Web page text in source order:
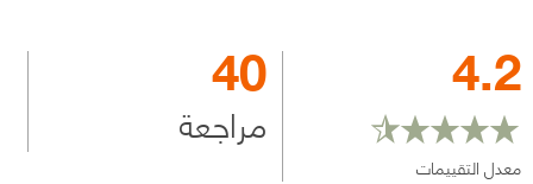
4.2
معدل التقييمات
40
مراجعة